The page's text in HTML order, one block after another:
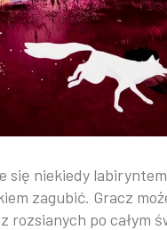
się niekiedy
zagubić. Gracz
rozsianych po całym